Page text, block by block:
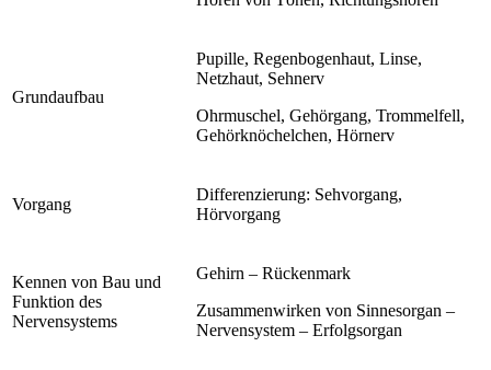
Grundaufbau
Pupille, Regenbogenhaut, Linse,
Netzhaut, Sehnerv
Ohrmuschel, Gehörgang, Trommelfell,
Gehörknöchelchen, Hörnerv
Vorgang
Differenzierung: Sehvorgang,
Hörvorgang
Kennen von Bau und
Funktion des
Nervensystems
Gehirn – Rückenmark
Zusammenwirken von Sinnesorgan –
Nervensystem – Erfolgsorgan